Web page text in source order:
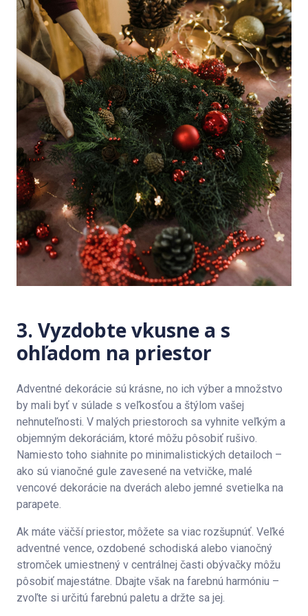
3. Vyzdobte vkusne a s
ohľadom na priestor
Adventné dekorácie sú krásne, no ich výber a množstvo
by mali byť v súlade s veľkosťou a štýlom vašej
nehnuteľnosti. V malých priestoroch sa vyhnite veľkým a
objemným dekoráciám, ktoré môžu pôsobiť rušivo.
Namiesto toho siahnite po minimalistických detailoch –
ako sú vianočné gule zavesené na vetvičke, malé
vencové dekorácie na dverách alebo jemné svetielka na
parapete.
Ak máte väčší priestor, môžete sa viac rozšupnúť. Veľké
adventné vence, ozdobené schodiská alebo vianočný
stromček umiestnený v centrálnej časti obývačky môžu
pôsobiť majestátne. Dbajte však na farebnú harmóniu –
zvoľte si určitú farebnú paletu a držte sa jej.